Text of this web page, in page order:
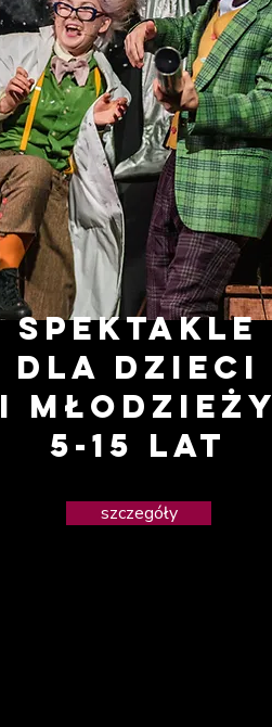
spektakle
dla dzieci
i młodzieży
5-15 lat
szczegóły